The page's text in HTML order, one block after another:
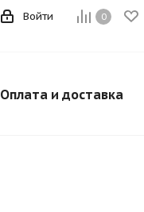
0
Войти
Оплата и доставка